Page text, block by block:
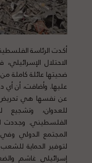
أكدت الرئاسة
ضحيتها عائلة كاملة
عليها. وأضافت، أن أي
عن نفسها هي تحريض
للعدوان،
الفلسطيني. وجددت
المجتمع الدولي
لتوفير الحماية
إسرائيلي غاشم